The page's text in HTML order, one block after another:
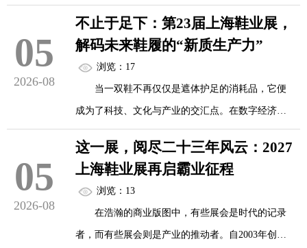
宴。
格调之源：国潮美学与匠心工艺的深度交融
新世代的鞋履风...
业博览会（SISE）将在上海新国际博览中心盛大启
幕。本届展会以“新鞋业、新零售、新时尚”为主
题，不仅是一场汇聚800余家展商、60000余名专业
观众的商贸盛会，更是中国鞋业重构全球价值链、
迈向高质量发展的战略枢纽。
从制造到智造：科技重塑产业底座
传统鞋业正经历一场由AI与3D打印技术引发的
深刻变革。本届展会特设智能产品与环保材料专
区...
05
2026-08
不止于足下：第23届上海鞋业展，
解码未来鞋履的“新质生产力”
浏览：17
当一双鞋不再仅仅是遮体护足的消耗品，它便
成为了科技、文化与产业的交汇点。在数字经济与
消费升级的双重驱动下，中国鞋业正经历一场从“制
造”到“智造”的深刻变革。2027年6月10日至12日，
第23届上海国际鞋业博览会（SISE）将在上海新国
际博览中心盛大启幕。本届展会以“数字新未来、产
业新升级”为核心定位，将超越传统鞋履的物理边
界，深度解码驱动行业未来的“新质生产力”。
05
2026-08
这一展，阅尽二十三年风云：2027
上海鞋业展再启霸业征程
浏览：13
在浩瀚的商业版图中，有些展会是时代的记录
者，而有些展会则是产业的推动者。自2003年创办